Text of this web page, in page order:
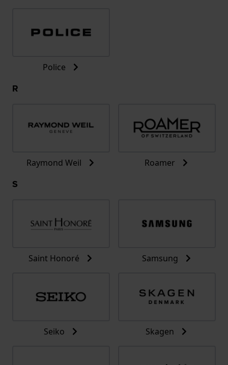
Police
R
Raymond Weil Roamer
S
Saint Honoré Samsung
Seiko Skagen